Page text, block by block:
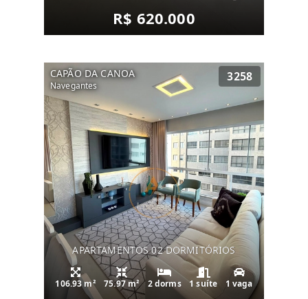
R$ 620.000
CAPÃO DA CANOA
Navegantes
3258
APARTAMENTOS 02 DORMITÓRIOS
106.93 m² 75.97 m² 2 dorms 1 suíte 1 vaga